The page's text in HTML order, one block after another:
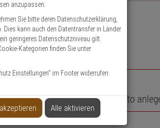
Privatkunden-Konto
anzupassen.
Sie bitte deren Datenschutzerklärung,
Dies kann auch den Datentransfer in Länder
geringeres Datenschutzniveau gilt.
Kategorien finden Sie unter
Einstellungen“ im Footer widerrufen.
Alle aktivieren